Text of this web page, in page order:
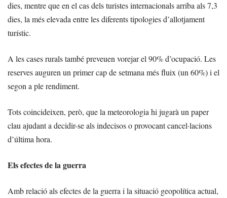
dies, mentre que en el cas dels turistes internacionals arriba als 7,3
dies, la més elevada entre les diferents tipologies d’allotjament
turístic.
A les cases rurals també preveuen vorejar el 90% d’ocupació. Les
reserves auguren un primer cap de setmana més fluix (un 60%) i el
segon a ple rendiment.
Tots coincideixen, però, que la meteorologia hi jugarà un paper
clau ajudant a decidir-se als indecisos o provocant cancel·lacions
d’última hora.
Els efectes de la guerra
Amb relació als efectes de la guerra i la situació geopolítica actual,